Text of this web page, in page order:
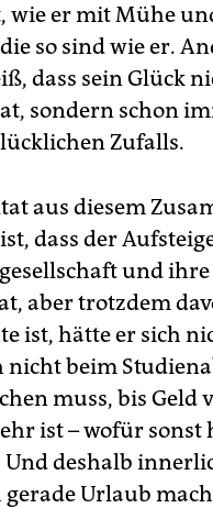
wie er mit Mühe
so sind wie er.
dass sein Glück
sondern schon
Zufalls.
aus diesem
dass der
und
aber trotzdem
ist, hätte er sich
nicht beim
muss, bis
ist – wofür sonst
Und deshalb
Urlaub